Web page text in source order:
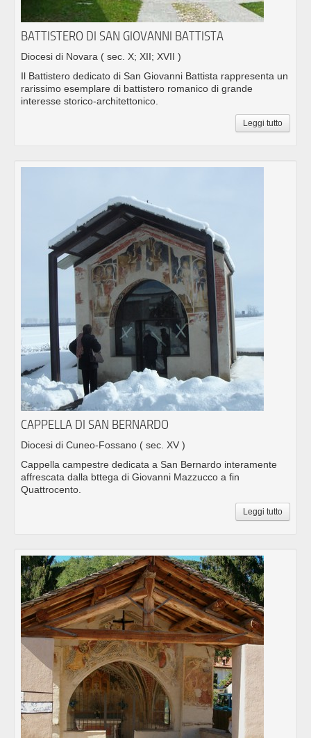
BATTISTERO DI SAN GIOVANNI BATTISTA
Diocesi di Novara ( sec. X; XII; XVII )
Il Battistero dedicato di San Giovanni Battista rappresenta un
rarissimo esemplare di battistero romanico di grande
interesse storico-architettonico.
Leggi tutto
CAPPELLA DI SAN BERNARDO
Diocesi di Cuneo-Fossano ( sec. XV )
Cappella campestre dedicata a San Bernardo interamente
affrescata dalla bttega di Giovanni Mazzucco a fin
Quattrocento.
Leggi tutto